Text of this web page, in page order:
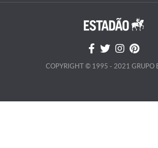
COPYRIGHT © 1995 - 2021 GRUPO